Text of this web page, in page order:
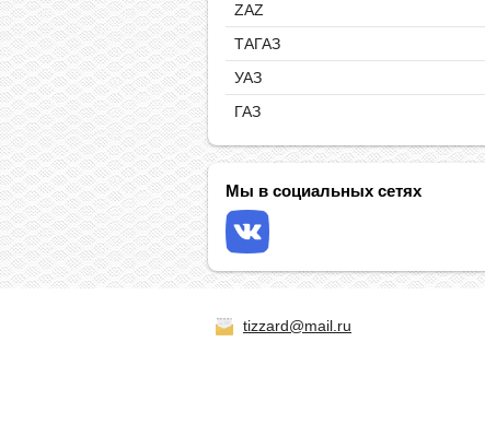
ZAZ
ТАГАЗ
УАЗ
ГАЗ
Мы в социальных сетях
tizzard@mail.ru